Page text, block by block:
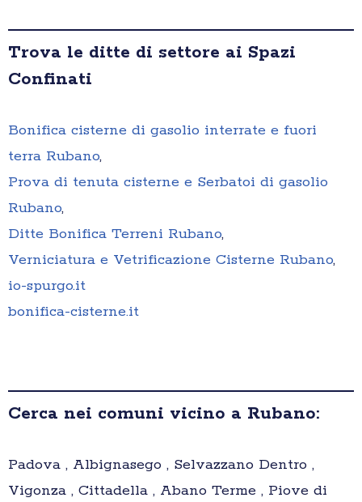
Trova le ditte di settore ai Spazi
Confinati
Bonifica cisterne di gasolio interrate e fuori
terra Rubano,
Prova di tenuta cisterne e Serbatoi di gasolio
Rubano,
Ditte Bonifica Terreni Rubano,
Verniciatura e Vetrificazione Cisterne Rubano,
io-spurgo.it
bonifica-cisterne.it
Cerca nei comuni vicino a Rubano:
Padova , Albignasego , Selvazzano Dentro ,
Vigonza , Cittadella , Abano Terme , Piove di